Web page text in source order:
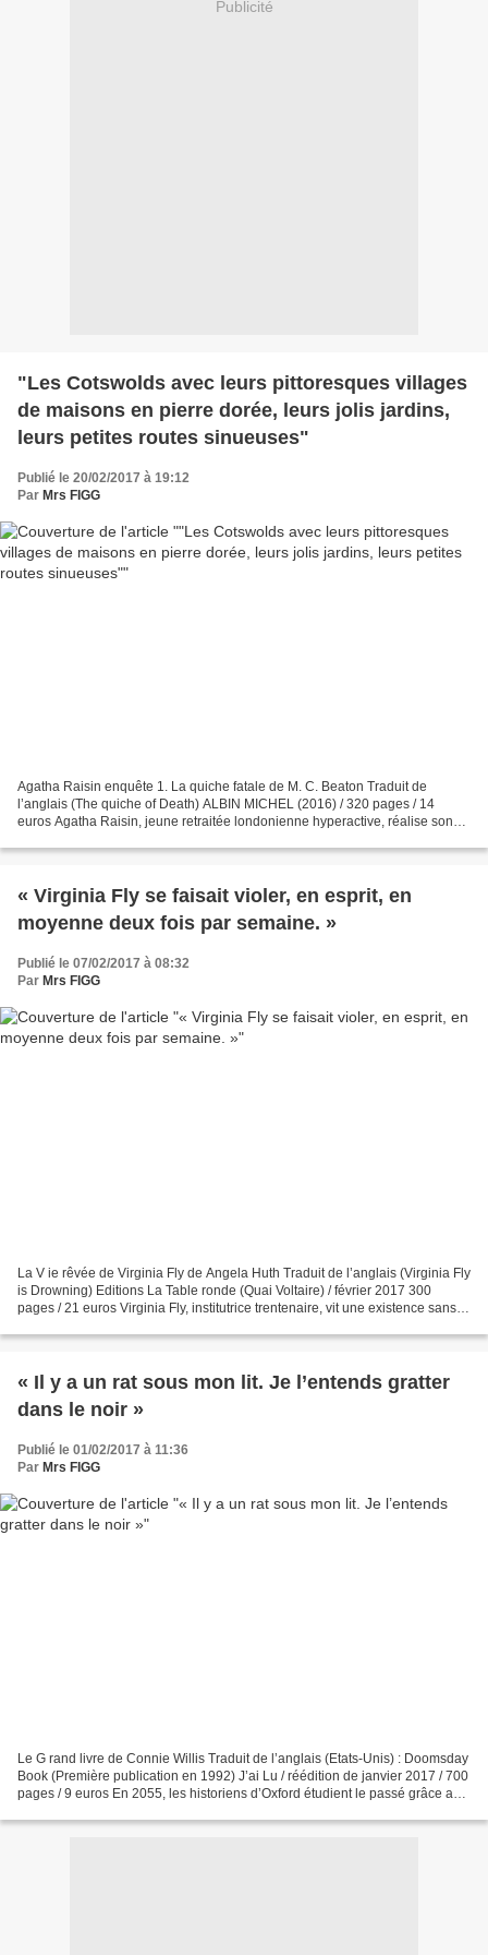
Publicité
"Les Cotswolds avec leurs pittoresques villages
de maisons en pierre dorée, leurs jolis jardins,
leurs petites routes sinueuses"
Publié le 20/02/2017 à 19:12
Par Mrs FIGG
Agatha Raisin enquête 1. La quiche fatale de M. C. Beaton Traduit de
l’anglais (The quiche of Death) ALBIN MICHEL (2016) / 320 pages / 14
euros Agatha Raisin, jeune retraitée londonienne hyperactive, réalise son
« Virginia Fly se faisait violer, en esprit, en
moyenne deux fois par semaine. »
Publié le 07/02/2017 à 08:32
Par Mrs FIGG
La V ie rêvée de Virginia Fly de Angela Huth Traduit de l’anglais (Virginia Fly
is Drowning) Editions La Table ronde (Quai Voltaire) / février 2017 300
pages / 21 euros Virginia Fly, institutrice trentenaire, vit une existence sans
« Il y a un rat sous mon lit. Je l’entends gratter
dans le noir »
Publié le 01/02/2017 à 11:36
Par Mrs FIGG
Le G rand livre de Connie Willis Traduit de l’anglais (Etats-Unis) : Doomsday
Book (Première publication en 1992) J’ai Lu / réédition de janvier 2017 / 700
pages / 9 euros En 2055, les historiens d’Oxford étudient le passé grâce aux